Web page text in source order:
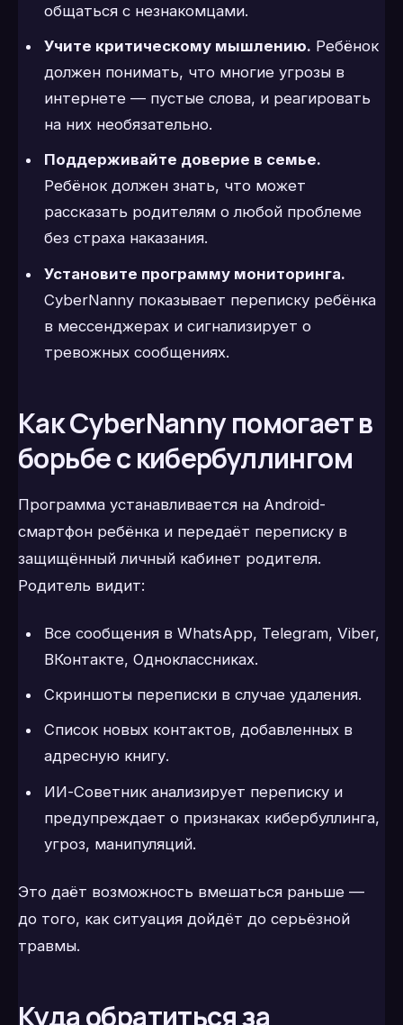
общаться с незнакомцами.
Учите критическому мышлению. Ребёнок
должен понимать, что многие угрозы в
интернете — пустые слова, и реагировать
на них необязательно.
Поддерживайте доверие в семье.
Ребёнок должен знать, что может
рассказать родителям о любой проблеме
без страха наказания.
Установите программу мониторинга.
CyberNanny показывает переписку ребёнка
в мессенджерах и сигнализирует о
тревожных сообщениях.
Как CyberNanny помогает в
борьбе с кибербуллингом
Программа устанавливается на Android-
смартфон ребёнка и передаёт переписку в
защищённый личный кабинет родителя.
Родитель видит:
Все сообщения в WhatsApp, Telegram, Viber,
ВКонтакте, Одноклассниках.
Скриншоты переписки в случае удаления.
Список новых контактов, добавленных в
адресную книгу.
ИИ-Советник анализирует переписку и
предупреждает о признаках кибербуллинга,
угроз, манипуляций.
Это даёт возможность вмешаться раньше —
до того, как ситуация дойдёт до серьёзной
травмы.
Куда обратиться за